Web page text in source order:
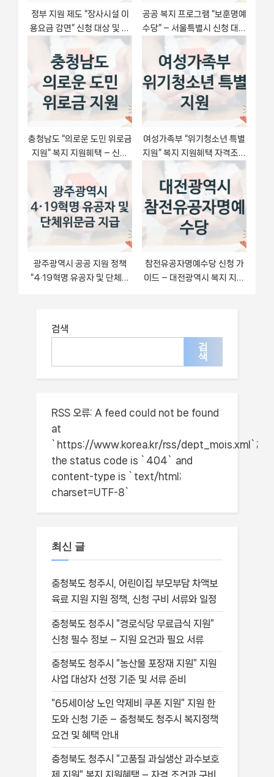
정부 지원 제도 “장사시설 이
용요금 감면” 신청 대상 및 자
격 조건 – 재단법인사천시복
지청소년재단
공공 복지 프로그램 “보훈명예
수당” – 서울특별시 신청 대상
및 제출 서류
충청남도 “의로운 도민 위로금
지원” 복지 지원혜택 – 신청
조건과 자격 조건
여성가족부 “위기청소년 특별
지원” 복지 지원혜택 자격조건
광주광역시 공공 지원 정책
“4·19혁명 유공자 및 단체위
참전유공자명예수당 신청 가
이드 – 대전광역시 복지 지원
검색
검
색
RSS 오류: A feed could not be found
at
`https://www.korea.kr/rss/dept_mois.xml`;
the status code is `404` and
content-type is `text/html;
charset=UTF-8`
최신 글
충청북도 청주시, 어린이집 부모부담 차액보
육료 지원 지원 정책, 신청 구비 서류와 일정
충청북도 청주시 “경로식당 무료급식 지원”
신청 필수 정보 – 지원 요건과 필요 서류
충청북도 청주시 “농산물 포장재 지원” 지원
사업 대상자 선정 기준 및 서류 준비
“65세이상 노인 약제비 쿠폰 지원” 지원 한
도와 신청 기준 – 충청북도 청주시 복지정책
요건 및 혜택 안내
충청북도 청주시 “고품질 과실생산 과수보호
제 지원” 복지 지원혜택 – 자격 조건과 구비